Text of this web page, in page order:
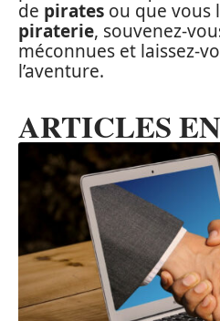
de pirates ou que vous
piraterie, souvenez-
méconnues et laissez-
l’aventure.
ARTICLES